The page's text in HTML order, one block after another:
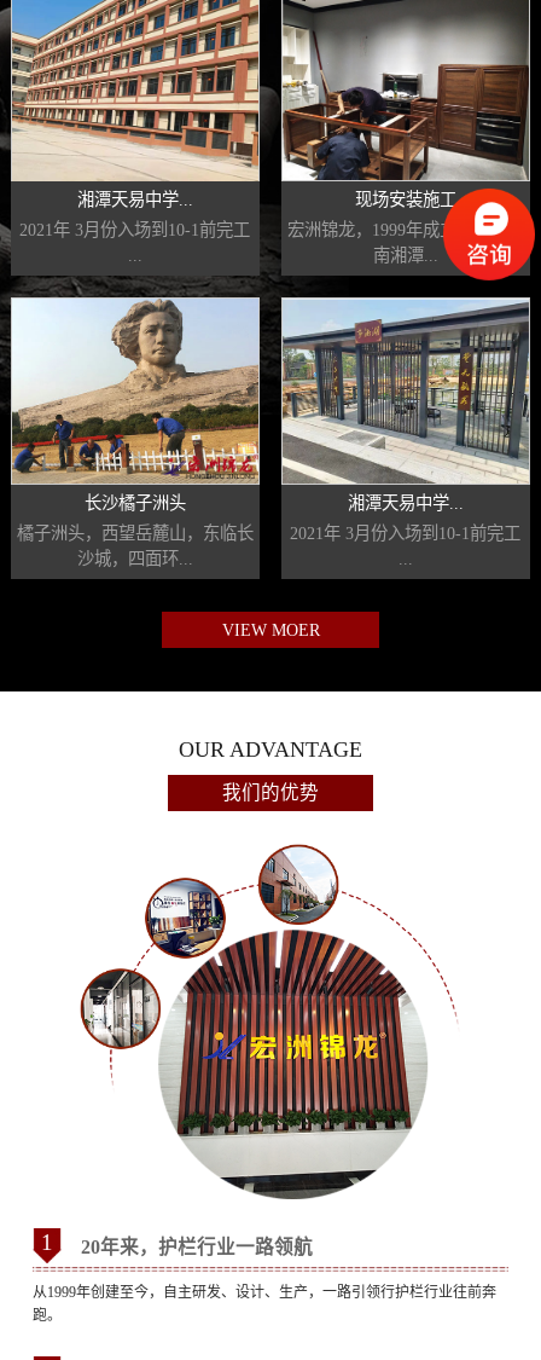
湘潭天易中学...
2021年 3月份入场到10-1前完工
现场安装施工
宏洲锦龙，1999年成立，20年湖
南湘潭...
长沙橘子洲头
橘子洲头，西望岳麓山，东临长
沙城，四面环...
湘潭天易中学...
2021年 3月份入场到10-1前完工
VIEW MOER
OUR ADVANTAGE
我们的优势
1 20年来，护栏行业一路领航
从1999年创建至今，自主研发、设计、生产，一路引领行护栏行业往前奔
跑。